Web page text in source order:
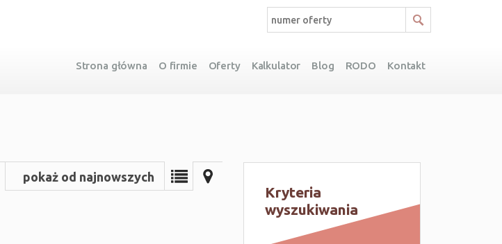
Strona główna O firmie Oferty Kalkulator Blog RODO Kontakt
pokaż od najnowszych
Kryteria
wyszukiwania